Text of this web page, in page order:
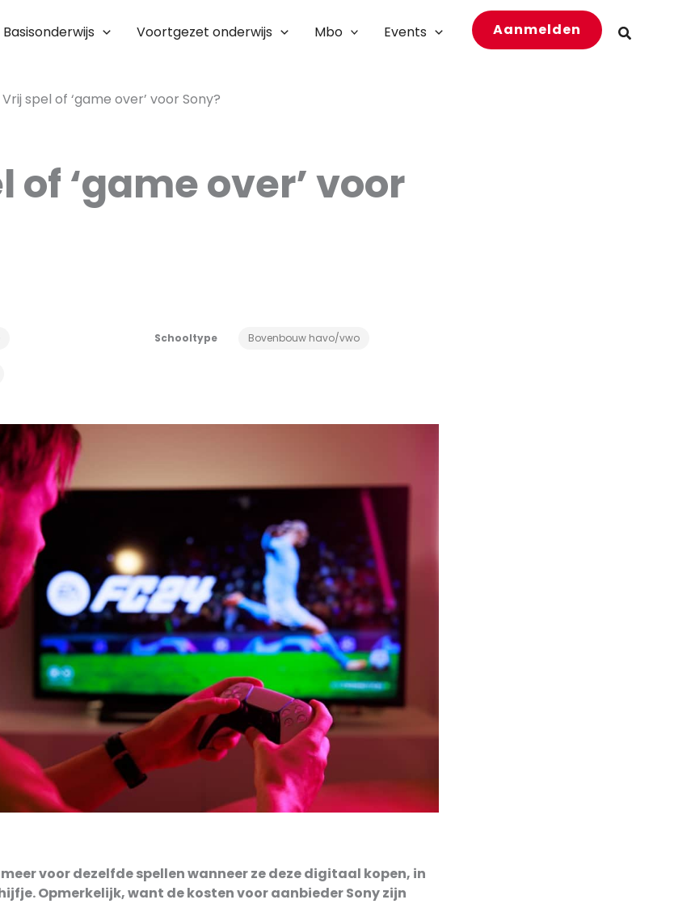
Basisonderwijs Voortgezet onderwijs Mbo Events Aanmelden Zoeken
Vrij spel of ‘game over’ voor Sony?
Schooltype Bovenbouw havo/vwo
of ‘game over’ voor
voor dezelfde spellen wanneer ze deze digitaal kopen, in
Opmerkelijk, want de kosten voor aanbieder Sony zijn